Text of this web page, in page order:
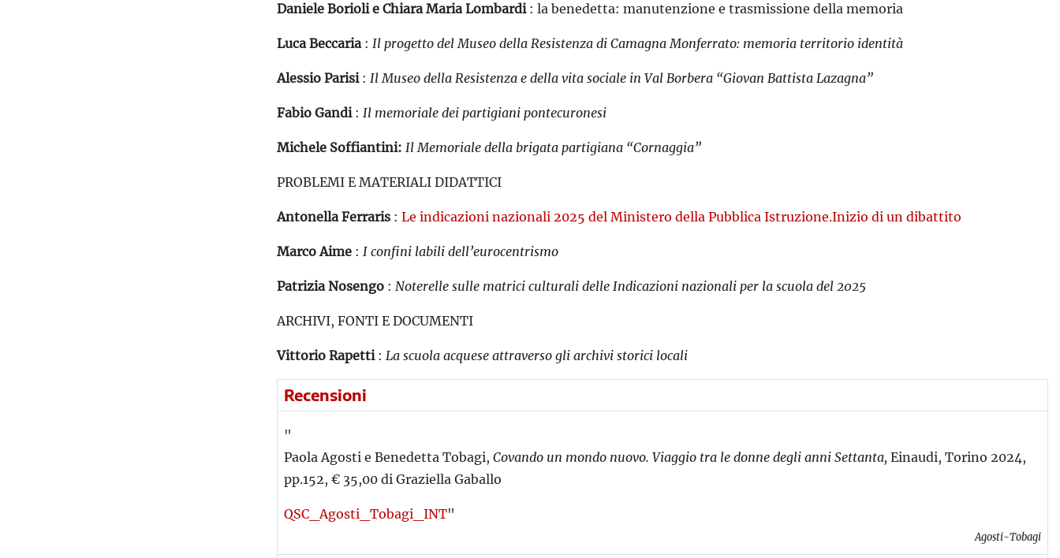
Daniele Borioli e Chiara Maria Lombardi: la benedetta: manutenzione e trasmissione della memoria
Luca Beccaria: Il progetto del Museo della Resistenza di Camagna Monferrato: memoria territorio identità
Alessio Parisi: Il Museo della Resistenza e della vita sociale in Val Borbera “Giovan Battista Lazagna”
Fabio Gandi: Il memoriale dei partigiani pontecuronesi
Michele Soffiantini: Il Memoriale della brigata partigiana “Cornaggia”
PROBLEMI E MATERIALI DIDATTICI
Antonella Ferraris : Le indicazioni nazionali 2025 del Ministero della Pubblica Istruzione.Inizio di un dibattito
Marco Aime : I confini labili dell’eurocentrismo
Patrizia Nosengo : Noterelle sulle matrici culturali delle Indicazioni nazionali per la scuola del 2025
ARCHIVI, FONTI E DOCUMENTI
Vittorio Rapetti: La scuola acquese attraverso gli archivi storici locali
Recensioni
"
Paola Agosti e Benedetta Tobagi, Covando un mondo nuovo. Viaggio tra le donne degli anni Settanta, Einaudi, Torino 2024,
pp.152, € 35,00 di Graziella Gaballo
QSC_Agosti_Tobagi_INT"
Agosti-Tobagi